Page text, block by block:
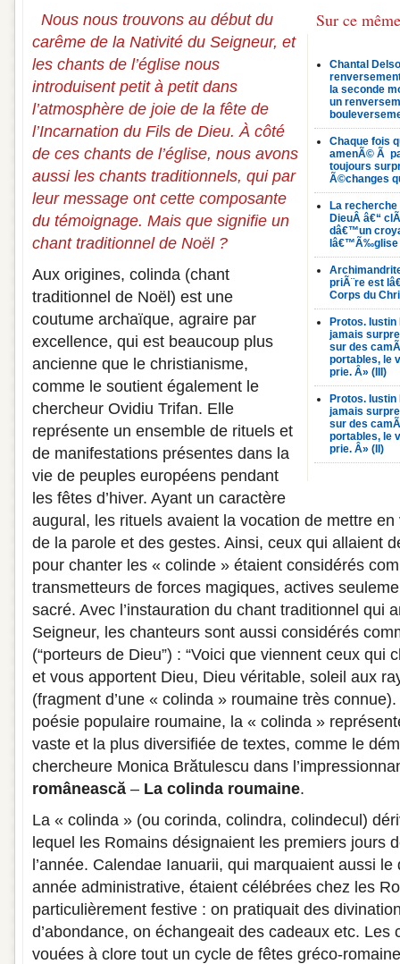
Sur ce
Chantal
la seconde
un
Chaque fois
amenÃ© Ã
toujours
Ã©changes
La
DieuÂ â€“
dâ€™un
lâ€™Ã‰glise
priÃ¨re est
Corps du
Protos.
jamais
sur des
portables, le
prie. Â» (III)
Protos.
jamais
sur des
portables, le
prie. Â» (II)
Nous nous trouvons au début du
carême de la Nativité du Seigneur, et
les chants de l’église nous
introduisent petit à petit dans
l’atmosphère de joie de la fête de
l’Incarnation du Fils de Dieu. À côté
de ces chants de l’église, nous avons
aussi les chants traditionnels, qui par
leur message ont cette composante
du témoignage. Mais que signifie un
chant traditionnel de Noël ?
Aux origines, colinda (chant
traditionnel de Noël) est une
coutume archaïque, agraire par
excellence, qui est beaucoup plus
ancienne que le christianisme,
comme le soutient également le
chercheur Ovidiu Trifan. Elle
représente un ensemble de rituels et
de manifestations présentes dans la
vie de peuples européens pendant
les fêtes d’hiver. Ayant un caractère
augural, les rituels avaient la vocation de mettre
de la parole et des gestes. Ainsi, ceux qui allaient
pour chanter les « colinde » étaient considérés
transmetteurs de forces magiques, actives
sacré. Avec l’instauration du chant traditionnel qui
Seigneur, les chanteurs sont aussi considérés
(“porteurs de Dieu”) : “Voici que viennent ceux qui
et vous apportent Dieu, Dieu véritable, soleil aux
(fragment d’une « colinda » roumaine très
poésie populaire roumaine, la « colinda »
vaste et la plus diversifiée de textes, comme le
chercheure Monica Brătulescu dans
românească – La colinda roumaine.
La « colinda » (ou corinda, colindra, colindecul)
lequel les Romains désignaient les premiers jours
l’année. Calendae Ianuarii, qui marquaient aussi
année administrative, étaient célébrées chez les
particulièrement festive : on pratiquait des
d’abondance, on échangeait des cadeaux etc. Les
vouées à clore tout un cycle de fêtes gréco-